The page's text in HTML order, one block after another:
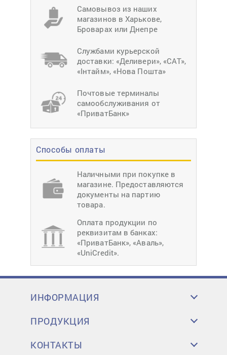
Самовывоз из наших
магазинов в Харькове,
Броварах или Днепре
Службами курьерской
доставки: «Деливери», «САТ»,
«Інтайм», «Нова Пошта»
Почтовые терминалы
самообслуживания от
«ПриватБанк»
Способы оплаты
Наличными при покупке в
магазине. Предоставляются
документы на партию
товара.
Оплата продукции по
реквизитам в банках:
«ПриватБанк», «Аваль»,
«UniCredit».
ИНФОРМАЦИЯ
ПРОДУКЦИЯ
КОНТАКТЫ